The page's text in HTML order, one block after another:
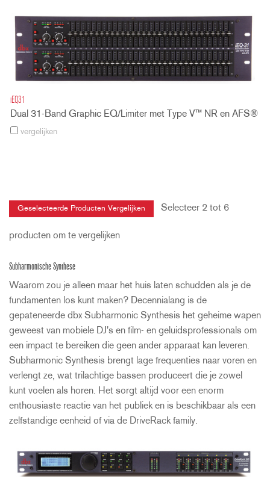
iEQ31
Dual 31-Band Graphic EQ/Limiter met Type V™ NR en AFS®
vergelijken
Selecteer 2 tot 6
producten om te vergelijken
Subharmonische Synthese
Waarom zou je alleen maar het huis laten schudden als je de
fundamenten los kunt maken? Decennialang is de
gepateneerde dbx Subharmonic Synthesis het geheime wapen
geweest van mobiele DJ's en film- en geluidsprofessionals om
een impact te bereiken die geen ander apparaat kan leveren.
Subharmonic Synthesis brengt lage frequenties naar voren en
verlengt ze, wat trilachtige bassen produceert die je zowel
kunt voelen als horen. Het sorgt altijd voor een enorm
enthousiaste reactie van het publiek en is beschikbaar als een
zelfstandige eenheid of via de DriveRack family.